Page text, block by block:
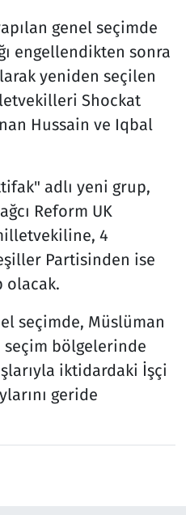
genel seçimde
engellendikten sonra
yeniden seçilen
Shockat
Hussain ve Iqbal
adlı yeni grup,
Reform UK
4
Partisinden ise
olacak.
seçimde, Müslüman
bölgelerinde
iktidardaki İşçi
geride